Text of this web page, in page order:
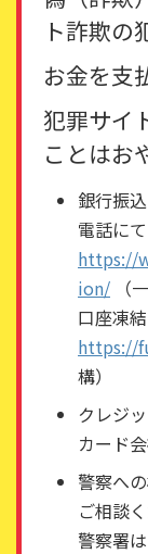
ト詐欺の
お金を支
犯罪サイ
ことはお
銀行振
電話に
https://
ion/ （
口座凍
https://
構）
クレジ
カード
警察へ
ご相談
警察署